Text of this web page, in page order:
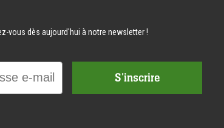
vous dès aujourd'hui à notre newsletter !
S'inscrire